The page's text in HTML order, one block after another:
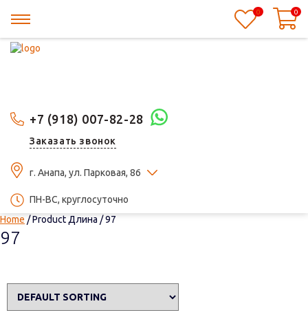
+7 (918) 007-82-28
Заказать звонок
г. Анапа, ул. Парковая, 86
ПН-ВС, круглосуточно
0 0
Home / Product Длина / 97
97